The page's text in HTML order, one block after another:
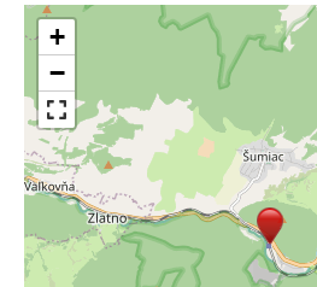
+
−